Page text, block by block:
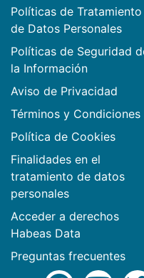
Políticas de Tratamiento
de Datos Personales
Políticas de Seguridad
la Información
Aviso de Privacidad
Términos y Condiciones
Política de Cookies
Finalidades en el
tratamiento de datos
personales
Acceder a derechos
Habeas Data
Preguntas frecuentes